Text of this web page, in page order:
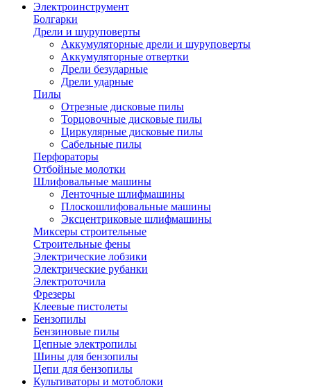
Электроинструмент
Болгарки
Дрели и шуруповерты
Аккумуляторные дрели и шуруповерты
Аккумуляторные отвертки
Дрели безударные
Дрели ударные
Пилы
Отрезные дисковые пилы
Торцовочные дисковые пилы
Циркулярные дисковые пилы
Сабельные пилы
Перфораторы
Отбойные молотки
Шлифовальные машины
Ленточные шлифмашины
Плоскошлифовальные машины
Эксцентриковые шлифмашины
Миксеры строительные
Строительные фены
Электрические лобзики
Электрические рубанки
Электроточила
Фрезеры
Клеевые пистолеты
Бензопилы
Бензиновые пилы
Цепные электропилы
Шины для бензопилы
Цепи для бензопилы
Культиваторы и мотоблоки